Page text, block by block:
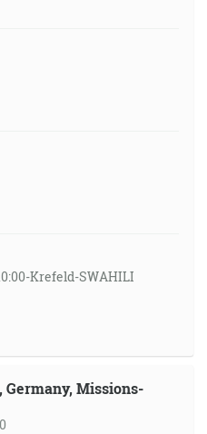
Krefeld-SWAHILI
Germany, Missions-